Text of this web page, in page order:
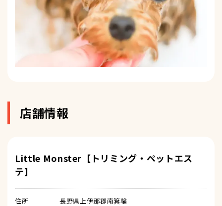
店舗情報
Little Monster【トリミング・ペットエス
テ】
住所 長野県上伊那郡南箕輪